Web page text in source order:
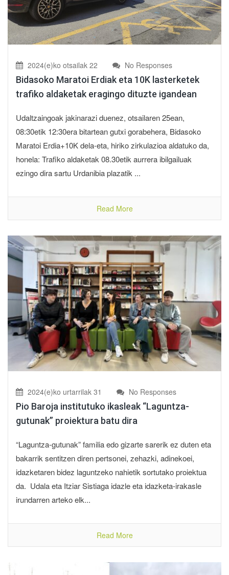
2024(e)ko otsailak 22 No Responses
Bidasoko Maratoi Erdiak eta 10K lasterketek
trafiko aldaketak eragingo dituzte igandean
Udaltzaingoak jakinarazi duenez, otsailaren 25ean,
08:30etik 12:30era bitartean gutxi gorabehera, Bidasoko
Maratoi Erdia+10K dela-eta, hiriko zirkulazioa aldatuko da,
honela: Trafiko aldaketak 08.30etik aurrera ibilgailuak
ezingo dira sartu Urdanibia plazatik ...
Read More
2024(e)ko urtarrilak 31 No Responses
Pio Baroja institutuko ikasleak “Laguntza-
gutunak” proiektura batu dira
“Laguntza-gutunak” familia edo gizarte sarerik ez duten eta
bakarrik sentitzen diren pertsonei, zehazki, adinekoei,
idazketaren bidez laguntzeko nahietik sortutako proiektua
da. Udala eta Itziar Sistiaga idazle eta idazketa-irakasle
irundarren arteko elk...
Read More